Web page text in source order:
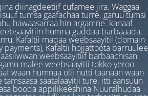
diinagdeetiif cufamee jira. Waggaa
tumsa gaafachaa turre. garuu tumsi
hawaasarraa hin argamne. kanaaf
humna guddaa barbaaada.
Kafaltii maqaa weebsaayitii (domain
payments), Kafaltii hojjattoota barruulee
weebsaayitiif barbaachisan
malee weebsaayitii tokko yeroo
waan humnaa olii nutti taanaan waan
saatalaayitii ture. itti aansuun
booda appilikeeshina Nuuralhudaa